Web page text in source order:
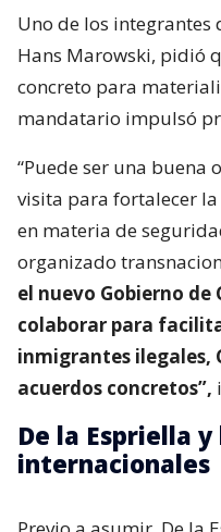
Uno de los
Hans Marowski, pidió
concreto para
mandatario impulsó
“Puede ser una
visita para fortalecer
en materia de
organizado
el nuevo Gobierno
colaborar para
inmigrantes ilegales,
acuerdos concretos”,
De la Espriella
internacionales